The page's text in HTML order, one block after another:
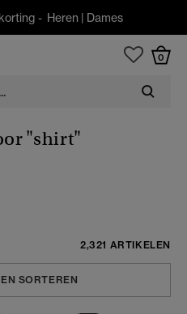
- Heren | Dames
0
"shirt"
2,321 ARTIKELEN
SORTEREN